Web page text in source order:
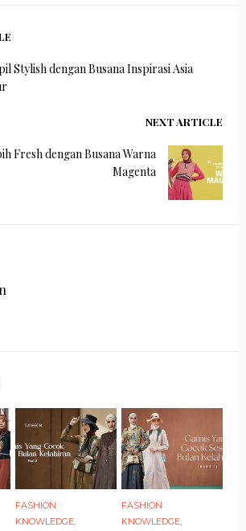
Stylish dengan Busana Inspirasi Asia
NEXT ARTICLE
Fresh dengan Busana Warna
Magenta
FASHION
KNOWLEDGE,
FASHION
KNOWLEDGE,